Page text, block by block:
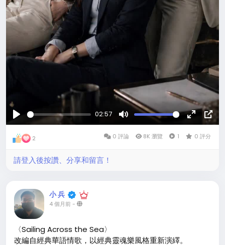
玩
02:57
沉
默
全
螢
畫
中
2 0 評論 8K 瀏覽 1 0 評分
請登入後按讚、分享和留言！
小 兵
4 個月前-
〈Sailing Across the Sea〉
改編自經典華語情歌，以經典靈魂樂風格重新演繹。